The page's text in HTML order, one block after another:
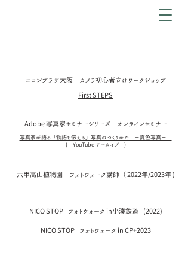
ニコンプラザ大阪​ カメラ初心者向けワークショップ
First STEPS
Adobe 写真家セミナーシリーズ​ オンラインセミナー
写真家が語る「物語を伝える」写真のつくりかた －夏色写真－
( YouTube アーカイブ )
六甲高山植物園 フォトウォーク講師（ 2022年/2023年 )
NICO STOP フォトウォーク in小湊鉄道 (2022)
NICO STOP フォトウォーク in CP+2023